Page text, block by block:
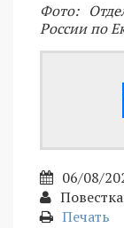
Фото:
России по
06/08/
Печать